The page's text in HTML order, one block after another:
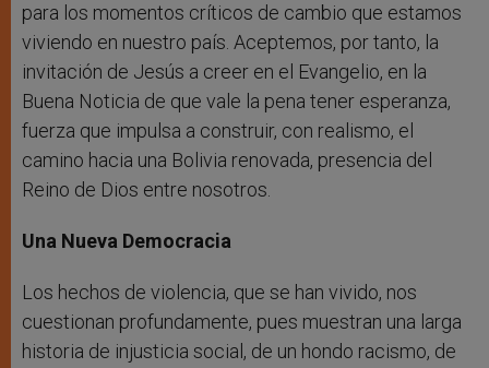
para los momentos críticos de cambio que estamos
viviendo en nuestro país. Aceptemos, por tanto, la
invitación de Jesús a creer en el Evangelio, en la
Buena Noticia de que vale la pena tener esperanza,
fuerza que impulsa a construir, con realismo, el
camino hacia una Bolivia renovada, presencia del
Reino de Dios entre nosotros.
Una Nueva Democracia
Los hechos de violencia, que se han vivido, nos
cuestionan profundamente, pues muestran una larga
historia de injusticia social, de un hondo racismo, de